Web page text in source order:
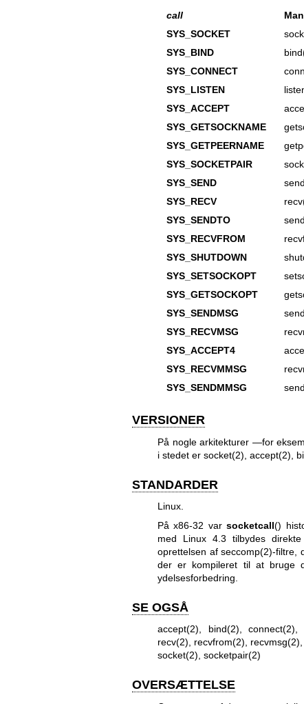
call
SYS_SOCKET
SYS_BIND
SYS_CONNECT
SYS_LISTEN
SYS_ACCEPT
SYS_GETSOCKNAME
SYS_GETPEERNAME
SYS_SOCKETPAIR
SYS_SEND
SYS_RECV
SYS_SENDTO
SYS_RECVFROM
SYS_SHUTDOWN
SYS_SETSOCKOPT
SYS_GETSOCKOPT
SYS_SENDMSG
SYS_RECVMSG
SYS_ACCEPT4
SYS_RECVMMSG
SYS_SENDMMSG
VERSIONER
På nogle arkitekturer —for
i stedet er socket(2) accept(2)
STANDARDER
Linux.
På x86-32 varsocketcall()
med Linux 4.3 tilbydes
oprettelsen afseccomp(2)-filtre,
der er kompileret til at bruge
ydelsesforbedring.
SE OGSÅ
accept(2) bind(2) ,connect(2)
recv(2)
recvfrom(2) recvmsg(2)
socket(2) socketpair(2)
OVERSÆTTELSE